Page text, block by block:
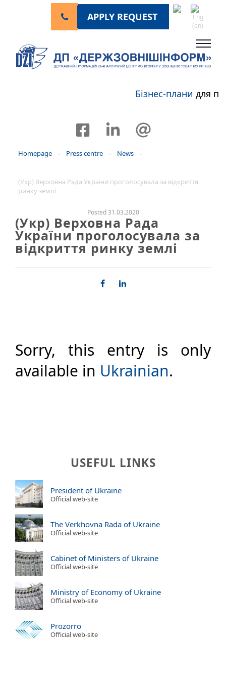
APPLY REQUEST
Бізнес-планидля
Homepage - Press centre - News -
(Укр) Верховна Рада України проголосувала за відкриття
ринку землі
Posted 31.03.2020
(Укр) Верховна Рада
України проголосувала за
відкриття ринку землі
Sorry, this entry is only
available in Ukrainian.
USEFUL LINKS
President of Ukraine
Official web-site
The Verkhovna Rada of Ukraine
Official web-site
Cabinet of Ministers of Ukraine
Official web-site
Ministry of Economy of Ukraine
Official web-site
Prozorro
Official web-site